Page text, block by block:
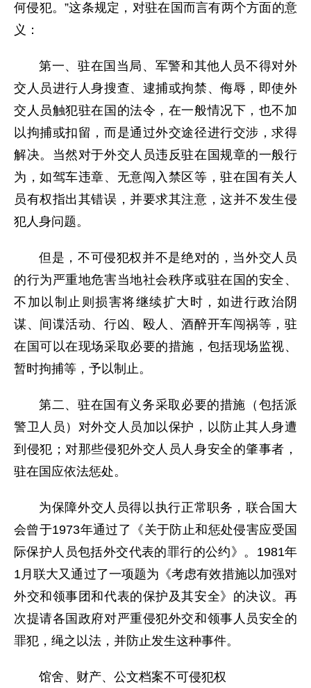
何侵犯。”这条规定，对驻在国而言有两个方面的意
义：
第一、驻在国当局、军警和其他人员不得对外
交人员进行人身搜查、逮捕或拘禁、侮辱，即使外
交人员触犯驻在国的法令，在一般情况下，也不加
以拘捕或扣留，而是通过外交途径进行交涉，求得
解决。当然对于外交人员违反驻在国规章的一般行
为，如驾车违章、无意闯入禁区等，驻在国有关人
员有权指出其错误，并要求其注意，这并不发生侵
犯人身问题。
但是，不可侵犯权并不是绝对的，当外交人员
的行为严重地危害当地社会秩序或驻在国的安全、
不加以制止则损害将继续扩大时，如进行政治阴
谋、间谍活动、行凶、殴人、酒醉开车闯祸等，驻
在国可以在现场采取必要的措施，包括现场监视、
暂时拘捕等，予以制止。
第二、驻在国有义务采取必要的措施（包括派
警卫人员）对外交人员加以保护，以防止其人身遭
到侵犯；对那些侵犯外交人员人身安全的肇事者，
驻在国应依法惩处。
为保障外交人员得以执行正常职务，联合国大
会曾于1973年通过了《关于防止和惩处侵害应受国
际保护人员包括外交代表的罪行的公约》。1981年
1月联大又通过了一项题为《考虑有效措施以加强对
外交和领事团和代表的保护及其安全》的决议。再
次提请各国政府对严重侵犯外交和领事人员安全的
罪犯，绳之以法，并防止发生这种事件。
馆舍、财产、公文档案不可侵犯权